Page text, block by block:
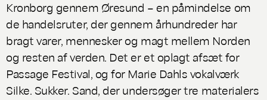
Kronborg gennem Øresund – en påmindelse om
de handelsruter, der gennem århundreder har
bragt varer, mennesker og magt mellem Norden
og resten af verden. Det er et oplagt afsæt for
Passage Festival, og for Marie Dahls vokalværk
Silke. Sukker. Sand, der undersøger tre materialers